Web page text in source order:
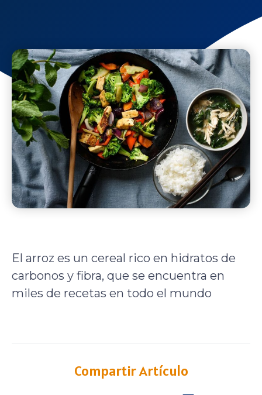
El arroz es un cereal rico en hidratos de
carbonos y fibra, que se encuentra en
miles de recetas en todo el mundo
Compartir Artículo